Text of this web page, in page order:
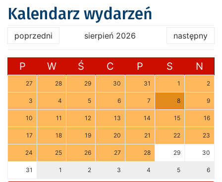
Kalendarz wydarzeń
poprzedni sierpień 2026 następny
P W Ś C P S N
27 28 29 30 31 1 2
3 4 5 6 7 8 9
10 11 12 13 14 15 16
17 18 19 20 21 22 23
24 25 26 27 28 29 30
31 1 2 3 4 5 6